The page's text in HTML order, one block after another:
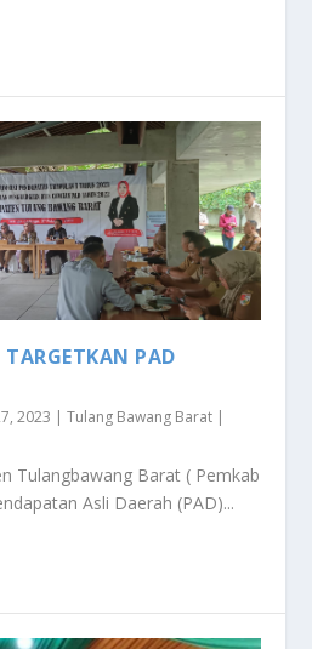
PAD
2023 |Tulang Bawang Barat |
Tulangbawang Barat ( Pemkab
Asli Daerah (PAD)...